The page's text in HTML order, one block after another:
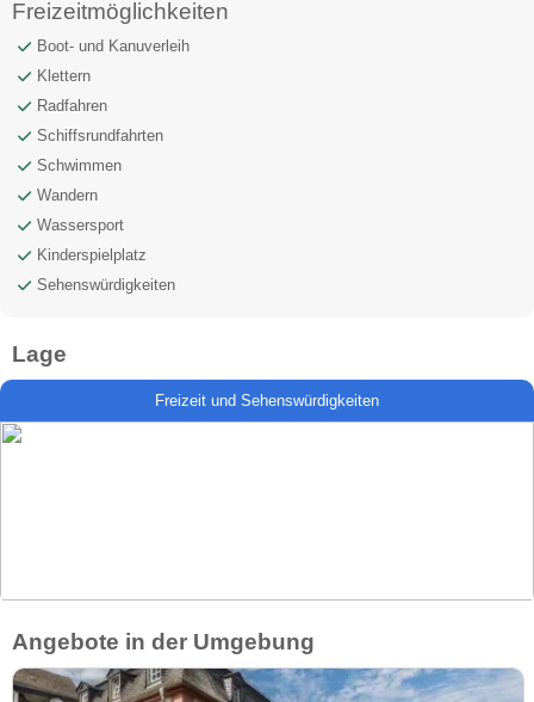
Freizeitmöglichkeiten
Boot- und Kanuverleih
Klettern
Radfahren
Schiffsrundfahrten
Schwimmen
Wandern
Wassersport
Kinderspielplatz
Sehenswürdigkeiten
Lage
Freizeit und Sehenswürdigkeiten
Angebote in der Umgebung